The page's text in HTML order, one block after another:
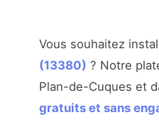
Vous souhaitez
(13380) ? Notre
Plan-de-Cuques et
gratuits et sans